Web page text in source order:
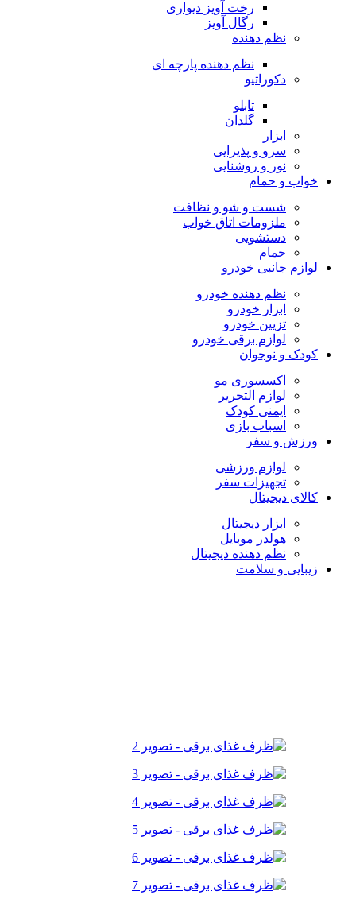
رخت آویز دیواری
رگال آویز
نظم دهنده
نظم دهنده پارچه ای
دکوراتیو
تابلو
گلدان
ابزار
سرو و پذیرایی
نور و روشنایی
خواب و حمام
شست و شو و نظافت
ملزومات اتاق خواب
دستشویی
حمام
لوازم جانبی خودرو
نظم دهنده خودرو
ابزار خودرو
تزیین خودرو
لوازم برقی خودرو
کودک و نوجوان
اکسسوری مو
لوازم التحریر
ایمنی کودک
اسباب بازی
ورزش و سفر
لوازم ورزشی
تجهیزات سفر
کالای دیجیتال
ابزار دیجیتال
هولدر موبایل
نظم دهنده دیجیتال
زیبایی و سلامت